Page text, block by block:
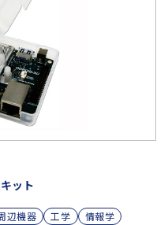
ット
辺機器 工学
情報学